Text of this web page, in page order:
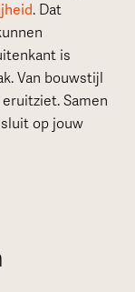
. Dat
is
Van bouwstijl
Samen
op jouw